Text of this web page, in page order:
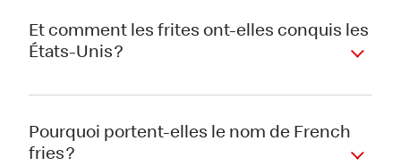
Et comment les frites ont-elles conquis les
États-Unis ?
Pourquoi portent-elles le nom de French
fries ?